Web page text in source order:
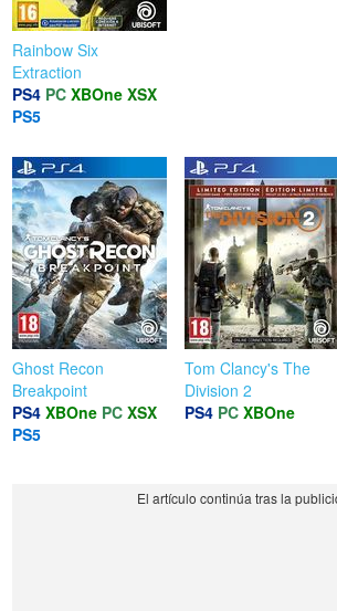
Rainbow Six
Extraction
PS4 PC XBOne XSX
PS5
Ghost Recon
Breakpoint
PS4 XBOne PC XSX
PS5
Tom Clancy's The
Division 2
PS4 PC XBOne